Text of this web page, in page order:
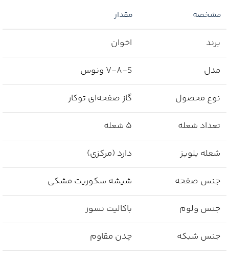
مشخصه مقدار
برند اخوان
مدل V-8-S ونوس
نوع محصول گاز صفحه‌ای توکار
تعداد شعله 5 شعله
شعله پلوپز دارد (مرکزی)
جنس صفحه شیشه سکوریت مشکی
جنس ولوم باکالیت نسوز
جنس شبکه چدن مقاوم